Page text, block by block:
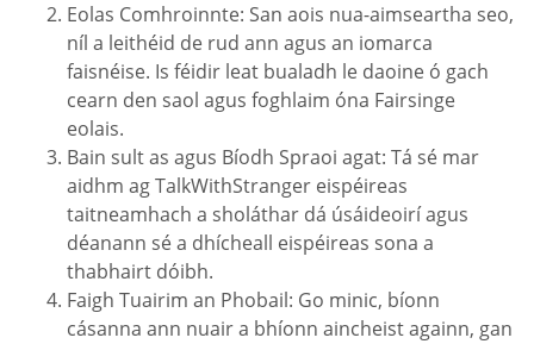
Eolas Comhroinnte: San aois nua-aimseartha seo,
níl a leithéid de rud ann agus an iomarca
faisnéise. Is féidir leat bualadh le daoine ó gach
cearn den saol agus foghlaim óna Fairsinge
eolais.
Bain sult as agus Bíodh Spraoi agat: Tá sé mar
aidhm ag TalkWithStranger eispéireas
taitneamhach a sholáthar dá úsáideoirí agus
déanann sé a dhícheall eispéireas sona a
thabhairt dóibh.
Faigh Tuairim an Phobail: Go minic, bíonn
cásanna ann nuair a bhíonn aincheist againn, gan